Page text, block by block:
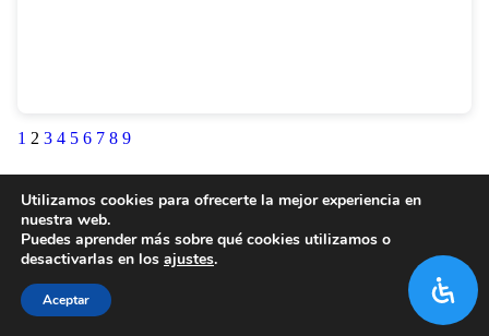
1 2 3 4 5 6 7 8 9
Utilizamos cookies para ofrecerte la mejor experiencia en
nuestra web.
Puedes aprender más sobre qué cookies utilizamos o
desactivarlas en los ajustes.
Aceptar